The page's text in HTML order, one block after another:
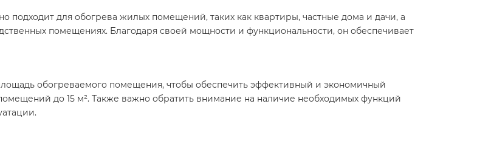
подходит для обогрева жилых помещений, таких как квартиры, частные дома и дачи, а
помещениях. Благодаря своей мощности и функциональности, он обеспечивает
обогреваемого помещения, чтобы обеспечить эффективный и экономичный
до 15 м². Также важно обратить внимание на наличие необходимых функций